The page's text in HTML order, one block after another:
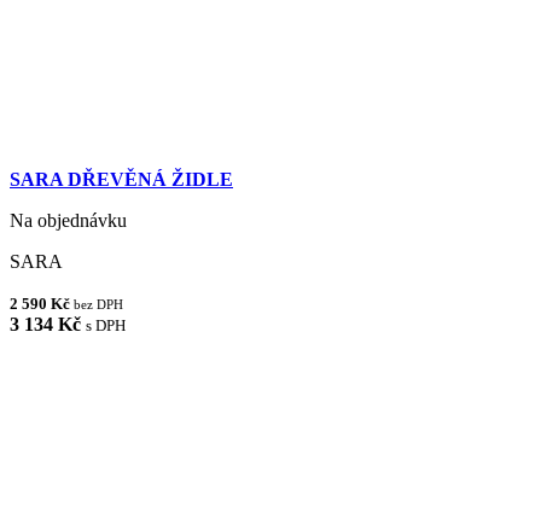
SARA DŘEVĚNÁ ŽIDLE
Na objednávku
SARA
2 590 Kč bez DPH
3 134 Kč s DPH